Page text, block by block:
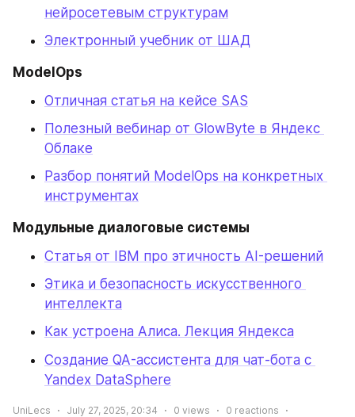
нейросетевым структурам
Электронный учебник от ШАД
ModelOps
Отличная статья на кейсе SAS
Полезный вебинар от GlowByte в Яндекс
Облаке
Разбор понятий ModelOps на конкретных
инструментах
Модульные диалоговые системы
Статья от IBM про этичность AI-решений
Этика и безопасность искусственного
интеллекта
Как устроена Алиса. Лекция Яндекса
Создание QA-ассистента для чат-бота с
Yandex DataSphere
UniLecs July 27, 2025, 20:34 0 views 0 reactions